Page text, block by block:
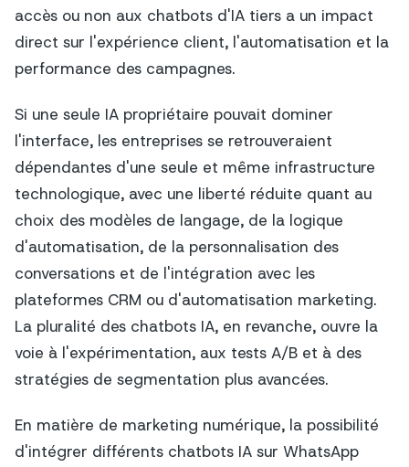
accès ou non aux chatbots d'IA tiers a un impact
direct sur l'expérience client, l'automatisation et la
performance des campagnes.
Si une seule IA propriétaire pouvait dominer
l'interface, les entreprises se retrouveraient
dépendantes d'une seule et même infrastructure
technologique, avec une liberté réduite quant au
choix des modèles de langage, de la logique
d'automatisation, de la personnalisation des
conversations et de l'intégration avec les
plateformes CRM ou d'automatisation marketing.
La pluralité des chatbots IA, en revanche, ouvre la
voie à l'expérimentation, aux tests A/B et à des
stratégies de segmentation plus avancées.
En matière de marketing numérique, la possibilité
d'intégrer différents chatbots IA sur WhatsApp